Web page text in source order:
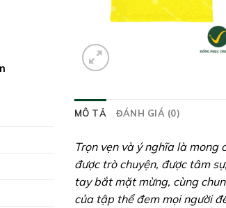
MÔ TẢ ĐÁNH GIÁ (0)
Trọn vẹn và ý nghĩa là
được trò chuyện, được tâm
tay bắt mặt mừng, cùng
của tập thể đem mọi người